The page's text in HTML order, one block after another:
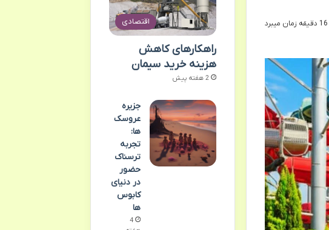
اقتصادی
راهکارهای کاهش
هزینه خرید سیمان
2 هفته پیش
جزیره
عروسک
ها:
تجربه
ترسناک
حضور
در دنیای
کابوس
ها
4